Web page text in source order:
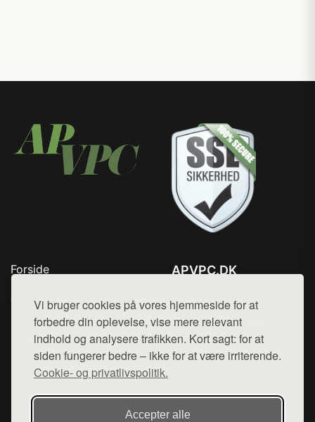
Vi bruger cookies på vores hjemmeside for at
forbedre din oplevelse, vise mere relevant
indhold og analysere trafikken. Kort sagt: for at
siden fungerer bedre – ikke for at være irriterende.
Cookie- og privatlivspolitik.
Accepter alle
Forside
Top Rabatter
Blog
Kontakt
APVPC.DK
Mail: hej@want.dk
Cookie- og privatlivspolitik
Denne side er en del af want.dk, der udgiver en række